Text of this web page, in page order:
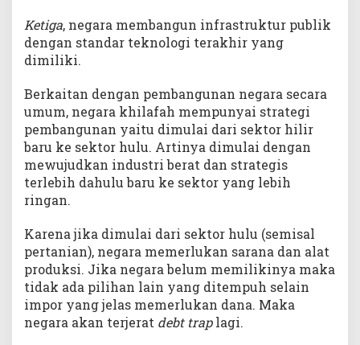
Ketiga, negara membangun infrastruktur publik
dengan standar teknologi terakhir yang
dimiliki.
Berkaitan dengan pembangunan negara secara
umum, negara khilafah mempunyai strategi
pembangunan yaitu dimulai dari sektor hilir
baru ke sektor hulu. Artinya dimulai dengan
mewujudkan industri berat dan strategis
terlebih dahulu baru ke sektor yang lebih
ringan.
Karena jika dimulai dari sektor hulu (semisal
pertanian), negara memerlukan sarana dan alat
produksi. Jika negara belum memilikinya maka
tidak ada pilihan lain yang ditempuh selain
impor yang jelas memerlukan dana. Maka
negara akan terjerat debt traplagi.